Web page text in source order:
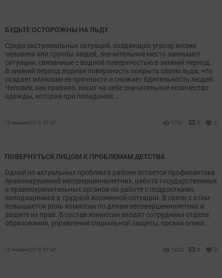
БУДЬТЕ ОСТОРОЖНЫ НА ЛЬДУ
Среди экстремальных ситуаций, создающих угрозу жизни
человека или группы людей, значительное место занимают
ситуации, связанные с водной поверхностью в зимний период.
В зимний период водная поверхность покрыта слоем льда, что
создает иллюзию ее прочности и снижает бдительность людей.
Человек, как правило, носит на себе значительное количество
одежды, которая при попадании...
10 января 2013, 07:45 1761 0 0
ПОВЕРНУТЬСЯ ЛИЦОМ К ПРОБЛЕМАМ ДЕТСТВА
Одной из актуальных проблем в районе остается профилактика
правонарушений несовершеннолетних, работа государственных
и правоохранительных органов по работе с подростками,
находящимися в трудной жизненной ситуации. В связи с этим
повышается роль комиссии по делам несовершеннолетних и
защите их прав. В состав комиссии входят сотрудники отдела
образования, управления социальной защиты, органа опеки...
10 января 2013, 07:40 1220 0 0